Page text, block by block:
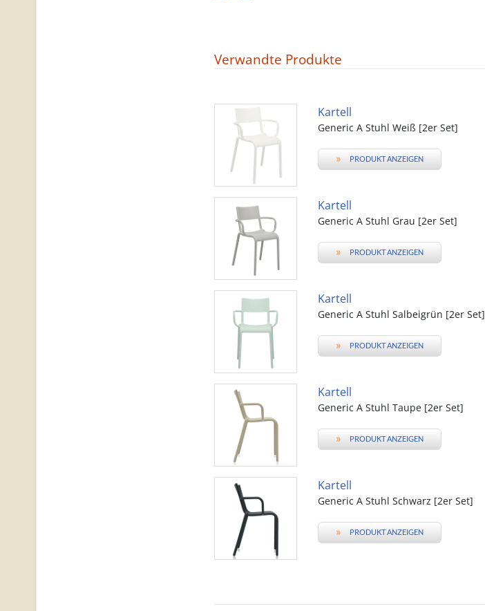
Verwandte Produkte
Kartell
Generic A Stuhl Weiß [2er Set]
» PRODUKT ANZEIGEN
Kartell
Generic A Stuhl Grau [2er Set]
» PRODUKT ANZEIGEN
Kartell
Generic A Stuhl Salbeigrün [2er Set]
» PRODUKT ANZEIGEN
Kartell
Generic A Stuhl Taupe [2er Set]
» PRODUKT ANZEIGEN
Kartell
Generic A Stuhl Schwarz [2er Set]
» PRODUKT ANZEIGEN